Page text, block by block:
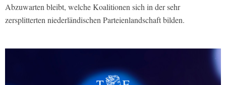
Abzuwarten bleibt, welche Koalitionen sich in der sehr
zersplitterten niederländischen Parteienlandschaft bilden.